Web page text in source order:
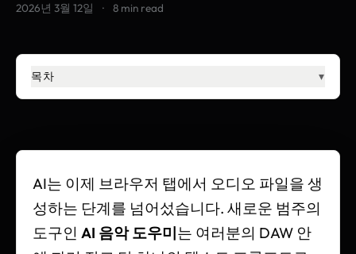
2026년 3월 12일 · 8 min read
목차 ▾
AI는 이제 브라우저 탭에서 오디오 파일을 생
성하는 단계를 넘어섰습니다. 새로운 범주의
도구인 AI 음악 도우미는 여러분의 DAW 안